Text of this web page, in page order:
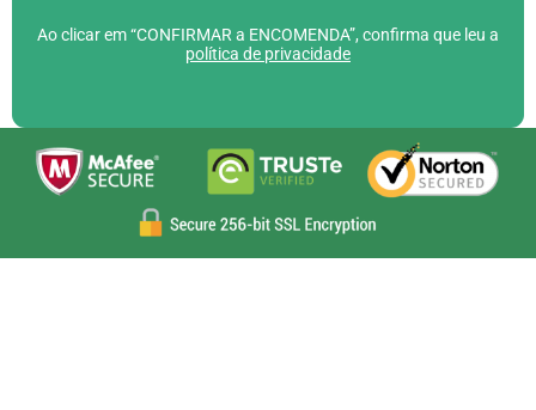
Ao clicar em “CONFIRMAR a ENCOMENDA”, confirma que leu a
política de privacidade